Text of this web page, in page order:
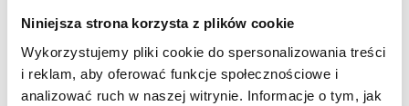
Niniejsza strona korzysta z plików cookie
Wykorzystujemy pliki cookie do spersonalizowania treści
i reklam, aby oferować funkcje społecznościowe i
analizować ruch w naszej witrynie. Informacje o tym, jak
Warszawskiego Uniwersytetu Medycznego oraz
Kliniką Kardiologii Zachowawczej i Nadciśnienia
Tętniczego CSK MSWiA w Warszawie. Od lat